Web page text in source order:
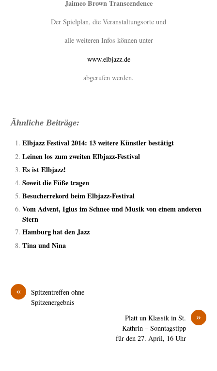
Jaimeo Brown Transcendence
Der Spielplan, die Veranstaltungsorte und
alle weiteren Infos können unter
www.elbjazz.de
abgerufen werden.
Ähnliche Beiträge:
Elbjazz Festival 2014: 13 weitere Künstler bestätigt
Leinen los zum zweiten Elbjazz-Festival
Es ist Elbjazz!
Soweit die Füße tragen
Besucherrekord beim Elbjazz-Festival
Vom Advent, Iglus im Schnee und Musik von einem anderen
Stern
Hamburg hat den Jazz
Tina und Nina
«
Spitzentreffen ohne
Spitzenergebnis
»
Platt un Klassik in St.
Kathrin – Sonntagstipp
für den 27. April, 16 Uhr